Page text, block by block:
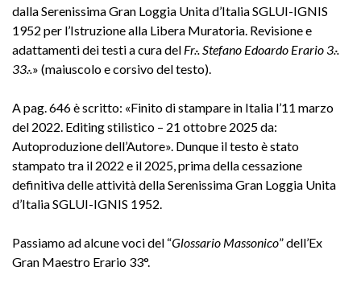
dalla Serenissima Gran Loggia Unita d’Italia SGLUI-IGNIS
1952 per l’Istruzione alla Libera Muratoria. Revisione e
adattamenti dei testi a cura del Fr.·. Stefano Edoardo Erario 3.·.
33.·.» (maiuscolo e corsivo del testo).
A pag. 646 è scritto: «Finito di stampare in Italia l’11 marzo
del 2022. Editing stilistico – 21 ottobre 2025 da:
Autoproduzione dell’Autore». Dunque il testo è stato
stampato tra il 2022 e il 2025, prima della cessazione
definitiva delle attività della Serenissima Gran Loggia Unita
d’Italia SGLUI-IGNIS 1952.
Passiamo ad alcune voci del “Glossario Massonico” dell’Ex
Gran Maestro Erario 33°.